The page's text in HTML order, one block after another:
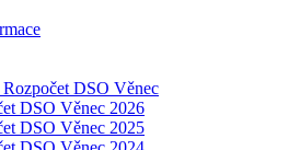
DSO Věnec
DSO Věnec 2026
DSO Věnec 2025